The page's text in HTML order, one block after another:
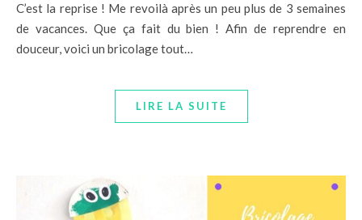
C’est la reprise ! Me revoilà après un peu plus de 3 semaines
de vacances. Que ça fait du bien ! Afin de reprendre en
douceur, voici un bricolage tout…
LIRE LA SUITE